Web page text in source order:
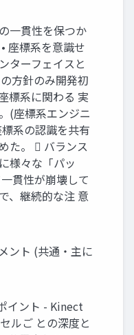
一貫性を保つか
座標系を意識せ
ターフェイスと
方針のみ開発初
標系に関わる 実
(座標系エンジニ
系の認識を共有
た。  バランス
様々な「パッ
貫性が崩壊して
、継続的な注 意
ント (共通・主に
イント - Kinect
ルご との深度と